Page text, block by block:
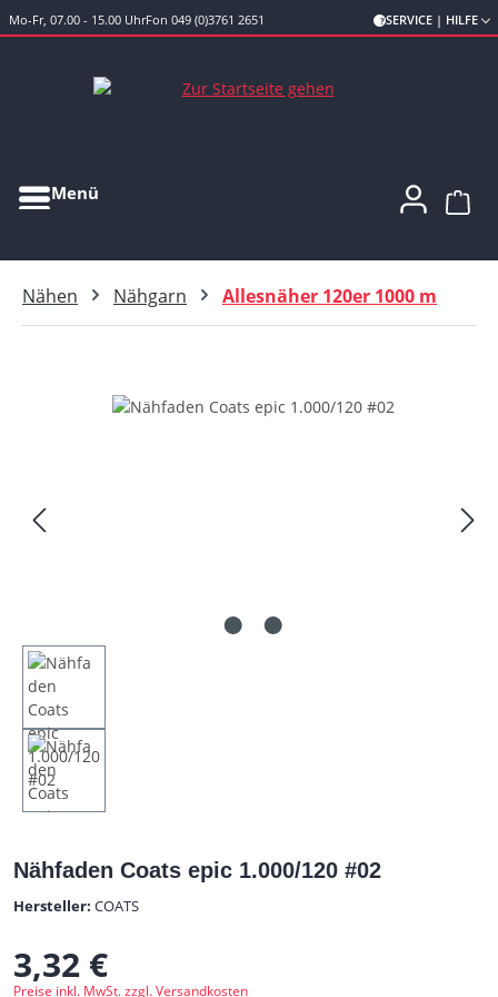
Zum Hauptinhalt springen
Mo-Fr, 07.00 - 15.00 UhrFon 049 (0)3761 2651 SERVICE | HILFE
Menü
Nähen Nähgarn Allesnäher 120er 1000 m
Bildergalerie überspringen
Nähfaden Coats epic 1.000/120 #02
Hersteller: COATS
Regulärer Preis:
3,32 €
Preise inkl. MwSt. zzgl. Versandkosten